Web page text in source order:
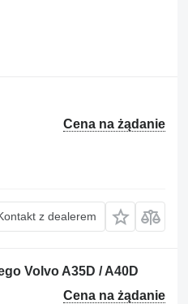
Cena na żądanie
z dealerem
Volvo A35D / A40D
Cena na żądanie